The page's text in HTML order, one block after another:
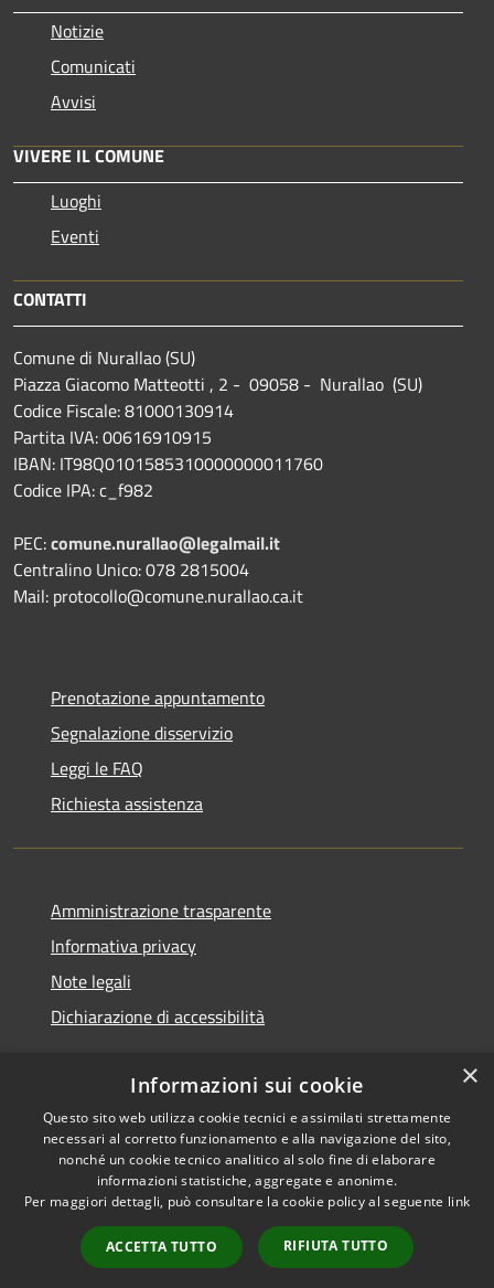
Notizie
Comunicati
Avvisi
VIVERE IL COMUNE
Luoghi
Eventi
CONTATTI
Comune di Nurallao (SU)
Piazza Giacomo Matteotti , 2 - 09058 - Nurallao (SU)
Codice Fiscale: 81000130914
Partita IVA: 00616910915
IBAN: IT98Q0101585310000000011760
Codice IPA: c_f982
PEC:comune.nurallao@legalmail.it
Centralino Unico: 078 2815004
Mail: protocollo@comune.nurallao.ca.it
Prenotazione appuntamento
Segnalazione disservizio
Leggi le FAQ
Richiesta assistenza
Amministrazione trasparente
Informativa privacy
Note legali
Dichiarazione di accessibilità
RSS
Accessibilità
Cookie
Mappa del sito
Intranet
Copyright © 2026 • Comune di
Nurallao • Powered by
Municipium•Accesso
redazione
×
Informazioni sui cookie
Questo sito web utilizza cookie tecnici e assimilati strettamente
necessari al corretto funzionamento e alla navigazione del sito,
nonché un cookie tecnico analitico al solo fine di elaborare
informazioni statistiche, aggregate e anonime.
Per maggiori dettagli, può consultare la cookie policy al seguente link
ACCETTA TUTTO RIFIUTA TUTTO